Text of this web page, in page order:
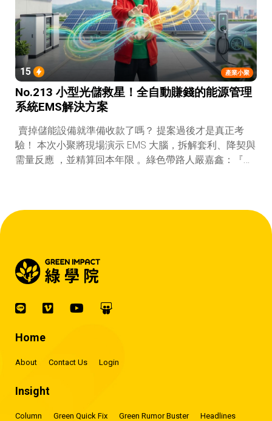
產業小聚
15
No.213 小型光儲救星！全自動賺錢的能源管理
系統EMS解決方案
賣掉儲能設備就準備收款了嗎？ 提案過後才是真正考
驗！ 本次小聚將現場演示 EMS 大腦，拆解套利、降契與
需量反應 ，並精算回本年限 。綠色帶路人嚴嘉鑫：『會
Home
About Contact Us Login
Insight
Column Green Quick Fix Green Rumor Buster Headlines